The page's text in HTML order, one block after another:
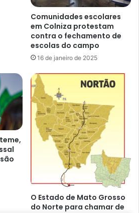
Comunidades escolares
em Colniza protestam
contra o fechamento de
escolas do campo
16 de janeiro de 2025
O Estado de Mato Grosso
do Norte para chamar de